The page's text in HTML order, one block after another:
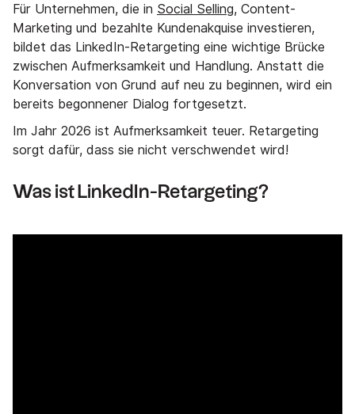
Für Unternehmen, die in Social Selling, Content-
Marketing und bezahlte Kundenakquise investieren,
bildet das LinkedIn-Retargeting eine wichtige Brücke
zwischen Aufmerksamkeit und Handlung. Anstatt die
Konversation von Grund auf neu zu beginnen, wird ein
bereits begonnener Dialog fortgesetzt.
Im Jahr 2026 ist Aufmerksamkeit teuer. Retargeting
sorgt dafür, dass sie nicht verschwendet wird!
Was ist LinkedIn-Retargeting?